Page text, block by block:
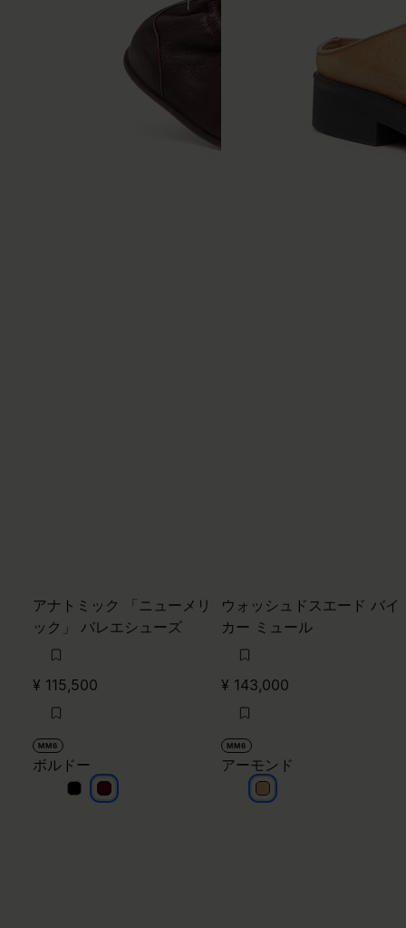
アナトミック 「ニューメリ
ック」 バレエシューズ
¥ 115,500
MM6
ボルドー
ボルドーボルドー
ウォッシュドスエード バイ
カー ミュール
¥ 143,000
MM6
アーモンド
アーモンド